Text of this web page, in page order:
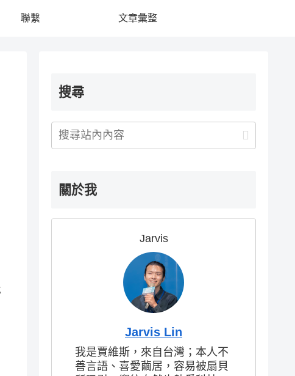
聯繫 文章彙整
搜尋
關於我
Jarvis
Jarvis Lin
我是賈維斯，來自台灣；本人不
善言語、喜愛繭居，容易被扇貝